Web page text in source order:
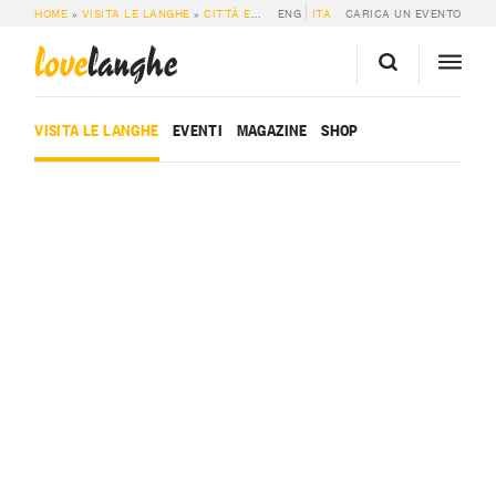
HOME » VISITA LE LANGHE »CITTÀ E PAESI » ROCCAVERANO
ENG ITA CARICA UN EVENTO
lovelanghe
VISITA LE LANGHE EVENTI MAGAZINE SHOP